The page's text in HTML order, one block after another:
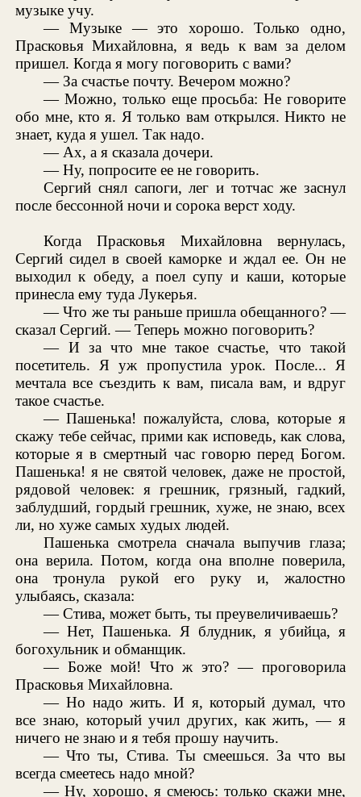
музыке учу.
— Музыке — это хорошо. Только одно,
Прасковья Михайловна, я ведь к вам за делом
пришел. Когда я могу поговорить с вами?
— За счастье почту. Вечером можно?
— Можно, только еще просьба: Не говорите
обо мне, кто я. Я только вам открылся. Никто не
знает, куда я ушел. Так надо.
— Ах, а я сказала дочери.
— Ну, попросите ее не говорить.
Сергий снял сапоги, лег и тотчас же заснул
после бессонной ночи и сорока верст ходу.
Когда Прасковья Михайловна вернулась,
Сергий сидел в своей каморке и ждал ее. Он не
выходил к обеду, а поел супу и каши, которые
принесла ему туда Лукерья.
— Что же ты раньше пришла обещанного? —
сказал Сергий. — Теперь можно поговорить?
— И за что мне такое счастье, что такой
посетитель. Я уж пропустила урок. После... Я
мечтала все съездить к вам, писала вам, и вдруг
такое счастье.
— Пашенька! пожалуйста, слова, которые я
скажу тебе сейчас, прими как исповедь, как слова,
которые я в смертный час говорю перед Богом.
Пашенька! я не святой человек, даже не простой,
рядовой человек: я грешник, грязный, гадкий,
заблудший, гордый грешник, хуже, не знаю, всех
ли, но хуже самых худых людей.
Пашенька смотрела сначала выпучив глаза;
она верила. Потом, когда она вполне поверила,
она тронула рукой его руку и, жалостно
улыбаясь, сказала:
— Стива, может быть, ты преувеличиваешь?
— Нет, Пашенька. Я блудник, я убийца, я
богохульник и обманщик.
— Боже мой! Что ж это? — проговорила
Прасковья Михайловна.
— Но надо жить. И я, который думал, что
все знаю, который учил других, как жить, — я
ничего не знаю и я тебя прошу научить.
— Что ты, Стива. Ты смеешься. За что вы
всегда смеетесь надо мной?
— Ну, хорошо, я смеюсь: только скажи мне,